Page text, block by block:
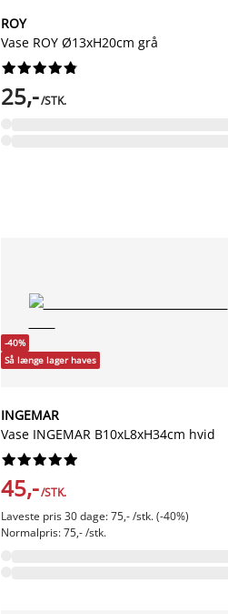
ROY
Vase ROY Ø13xH20cm grå






25,-/STK.
-40%
Så længe lager haves
INGEMAR
Vase INGEMAR B10xL8xH34cm hvid






45,-/STK.
Laveste pris 30 dage: 75,- /stk. (-40%)
Normalpris: 75,- /stk.